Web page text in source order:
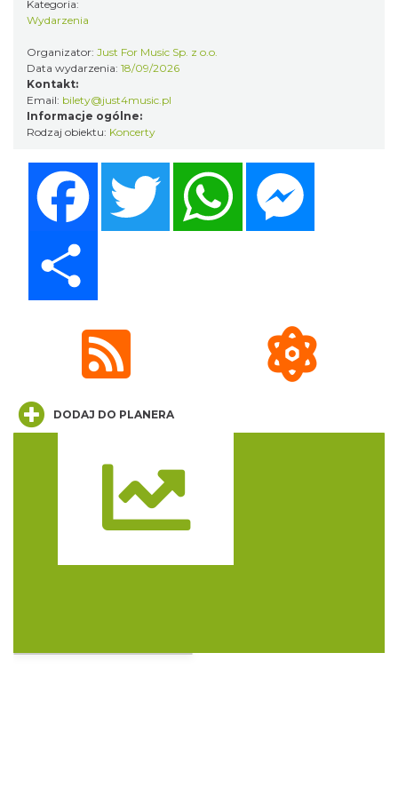
CO, GDZIE, KIEDY W KATOWICACH 3-
9.08.2026
Katowice
0.70 km
Muzyka zespołu Metallica symfonicznie
2026-11-14
OFF Festival 2026
Kategoria:
Wydarzenia
Organizator: Just For Music Sp. z o.o.
Data wydarzenia: 18/09/2026
Kontakt:
Email: bilety@just4music.pl
Informacje ogólne:
Rodzaj obiektu: Koncerty
Twitter
DODAJ DO PLANERA